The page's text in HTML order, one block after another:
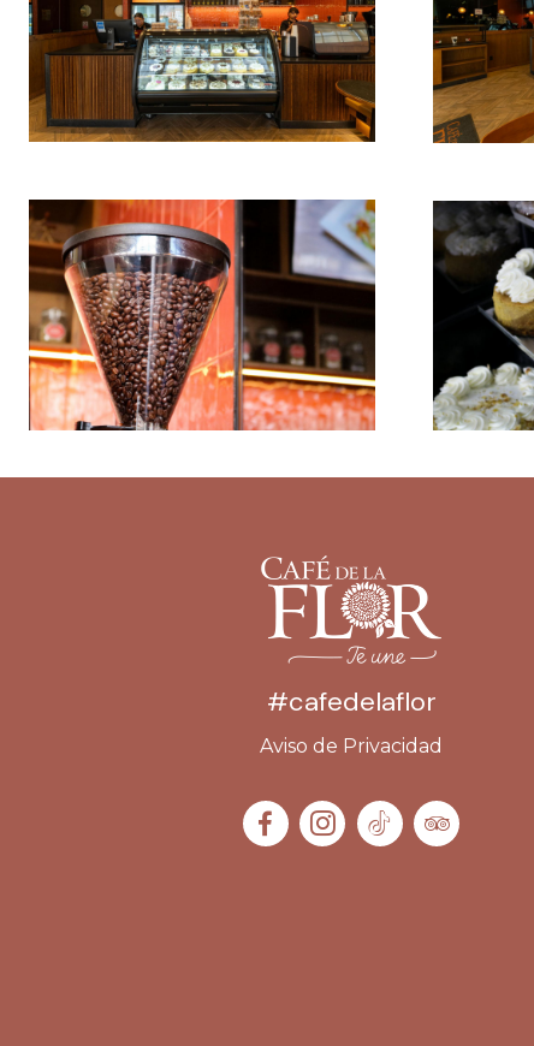
#cafedelaflor
Aviso de Privacidad